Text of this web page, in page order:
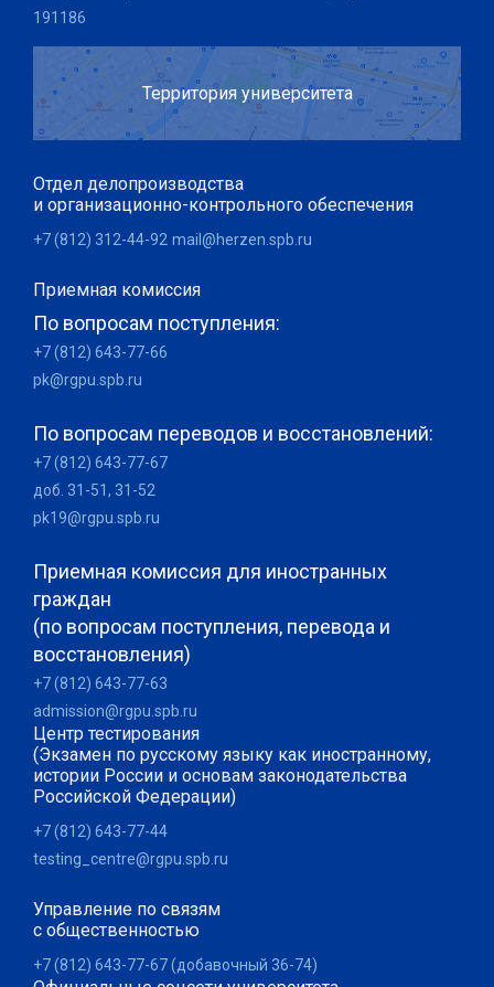
191186
Территория университета
Отдел делопроизводства
и организационно-контрольного обеспечения
+7 (812) 312-44-92 mail@herzen.spb.ru
Приемная комиссия
По вопросам поступления:
+7 (812) 643-77-66
pk@rgpu.spb.ru
По вопросам переводов и восстановлений:
+7 (812) 643-77-67
доб. 31-51, 31-52
pk19@rgpu.spb.ru
Приемная комиссия для иностранных
граждан
(по вопросам поступления, перевода и
восстановления)
+7 (812) 643-77-63
admission@rgpu.spb.ru
Центр тестирования
(Экзамен по русскому языку как иностранному,
истории России и основам законодательства
Российской Федерации)
+7 (812) 643-77-44
testing_centre@rgpu.spb.ru
Управление по связям
с общественностью
+7 (812) 643-77-67 (добавочный 36-74)